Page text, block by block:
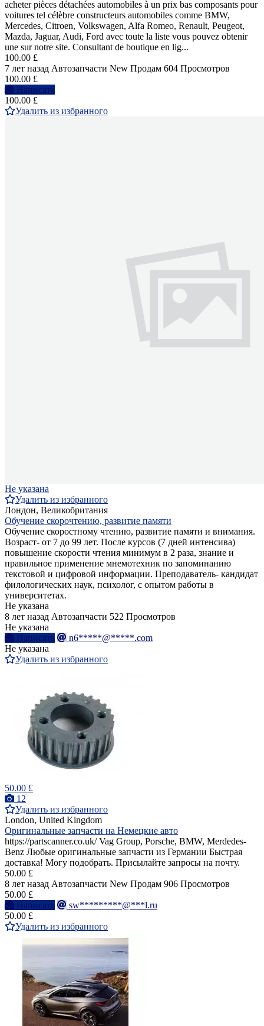
acheter pièces détachées automobiles à un prix bas composants pour
voitures tel célèbre constructeurs automobiles comme BMW,
Mercedes, Citroen, Volkswagen, Alfa Romeo, Renault, Peugeot,
Mazda, Jaguar, Audi, Ford avec toute la liste vous pouvez obtenir
une sur notre site. Consultant de boutique en lig...
100.00 £
7 лет назад Автозапчасти New Продам 604 Просмотров
100.00 £
Написать
100.00 £
Удалить из избранного
Не указана
Удалить из избранного
Лондон, Великобритания
Обучение скорочтению, развитие памяти
Обучение скоростному чтению, развитие памяти и внимания.
Возраст- от 7 до 99 лет. После курсов (7 дней интенсива)
повышение скорости чтения минимум в 2 раза, знание и
правильное применение мнемотехник по запоминанию
текстовой и цифровой информации. Преподаватель- кандидат
филологических наук, психолог, с опытом работы в
университетах.
Не указана
8 лет назад Автозапчасти 522 Просмотров
Не указана
Написать
n6*****@*****.com
Не указана
Удалить из избранного
50.00 £
12
Удалить из избранного
London, United Kingdom
Оригинальные запчасти на Немецкие авто
https://partscanner.co.uk/ Vag Group, Porsche, BMW, Merdedes-
Benz Любые оригинальные запчасти из Германии Быстрая
доставка! Могу подобрать. Присылайте запросы на почту.
50.00 £
8 лет назад Автозапчасти New Продам 906 Просмотров
50.00 £
Написать
sw*********@***l.ru
50.00 £
Удалить из избранного